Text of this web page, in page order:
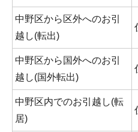
中野区から区外へのお引
越し(転出)
中野区から国外へのお引
越し(国外転出)
中野区内でのお引越し(転
居)